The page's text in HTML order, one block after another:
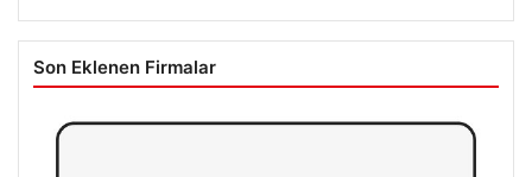
Son Eklenen Firmalar